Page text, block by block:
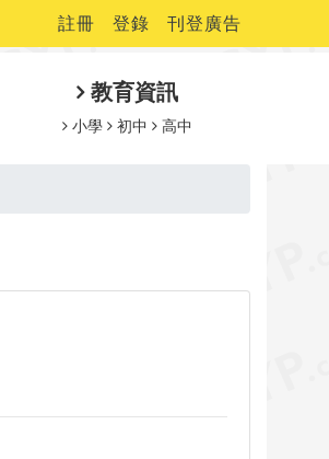
註冊 登錄 刊登廣告
教育資訊
小學 初中 高中